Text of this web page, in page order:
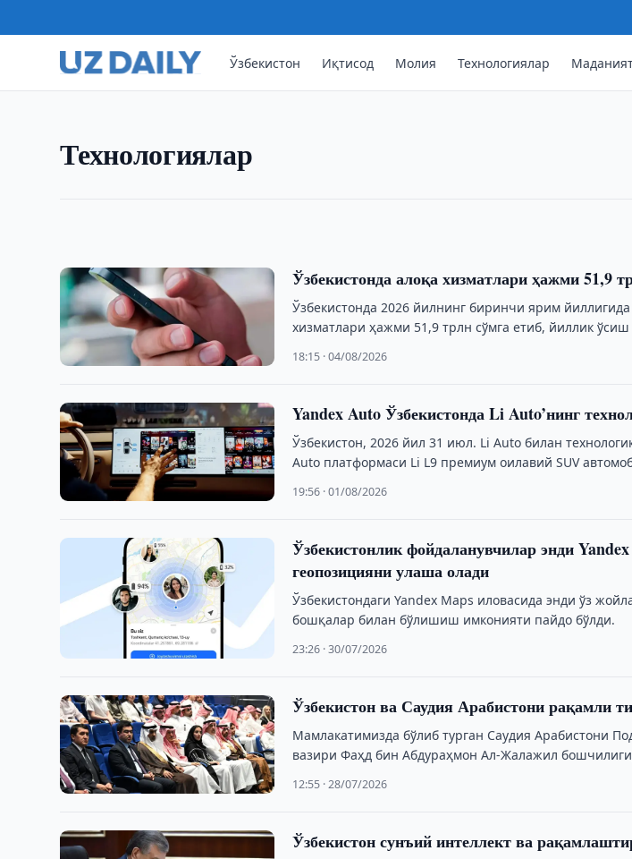
Ўзбекистон Иқтисод Молия Технологиялар
Технологиялар
LIVE: “Samarkand-2028” сунъий
Хайён Шарқий космодромидан, Тошкент вақти билан соат 07:00 дан …
Ўзбекистонда алоқа хизматлари ҳажми 51,9
Ўзбекистонда 2026 йилнинг биринчи ярим
хизматлари ҳажми 51,9 трлн сўмга етиб, йиллик
18:15 · 04/08/2026
Yandex Auto Ўзбекистонда Li Auto’нинг
Ўзбекистон, 2026 йил 31 июл. Li Auto билан
Auto платформаси Li L9 премиум оилавий SUV
19:56 · 01/08/2026
Ўзбекистонлик фойдаланувчилар энди
геопозицияни улаша олади
Ўзбекистондаги Yandex Maps иловасида энди ўз
бошқалар билан бўлишиш имконияти пайдо бўлди.
23:26 · 30/07/2026
Ўзбекистон ва Саудия Арабистони рақамли
Мамлакатимизда бўлиб турган Саудия Арабистони
вазири Фаҳд бин Абдураҳмон Ал-Жалажил
12:55 · 28/07/2026
Ўзбекистон сунъий интеллект ва